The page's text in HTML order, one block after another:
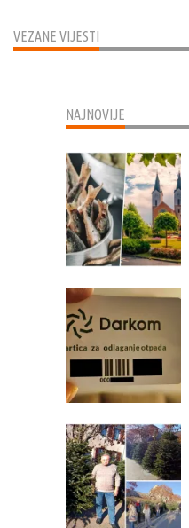
VEZANE VIJESTI
NAJNOVIJE